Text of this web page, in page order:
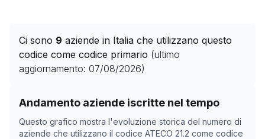
Ci sono 9 aziende in Italia che utilizzano questo
codice come codice primario (ultimo
aggiornamento: 07/08/2026)
Andamento aziende iscritte nel tempo
Questo grafico mostra l'evoluzione storica del numero di
aziende che utilizzano il codice ATECO 21.2 come codice
Storico numero di aziende con codice ATECO
Data rilevazione
06/05/2025
7